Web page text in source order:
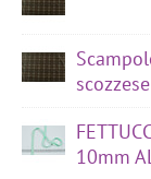
10mm